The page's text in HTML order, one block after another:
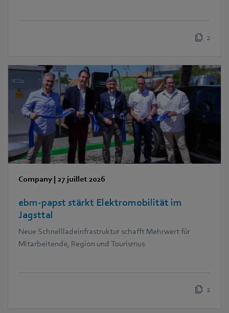
2
Company 27 juillet 2026
ebm‑papst stärkt Elektromobilität im
Jagsttal
Neue Schnellladeinfrastruktur schafft Mehrwert für
Mitarbeitende, Region und Tourismus
2